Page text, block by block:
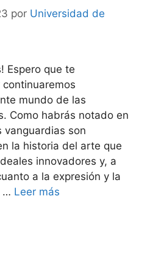
por Universidad de
Espero que te
mundo de las
Como habrás notado en
vanguardias son
la historia del arte que
innovadores y, a
a la expresión y la
… Leer más